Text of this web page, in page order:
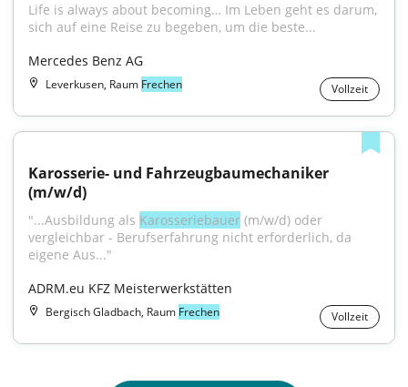
Life is always about becoming… Im Leben geht es darum,
sich auf eine Reise zu begeben, um die beste...
Mercedes Benz AG
Leverkusen, Raum Frechen Vollzeit
Karosserie- und Fahrzeugbaumechaniker
(m/w/d)
"...Ausbildung als Karosseriebauer (m/w/d) oder
vergleichbar - Berufserfahrung nicht erforderlich, da
eigene Aus..."
ADRM.eu KFZ Meisterwerkstätten
Bergisch Gladbach, Raum Frechen Vollzeit